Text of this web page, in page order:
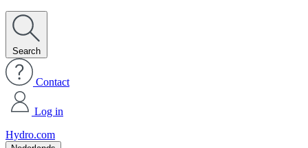
Search
Contact
Log in
Hydro.com